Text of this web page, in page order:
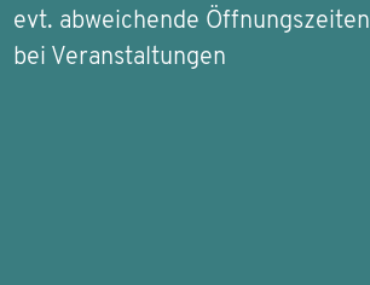
evt. abweichende Öffnungszeiten
bei Veranstaltungen